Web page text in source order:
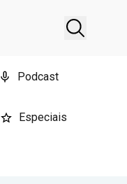
Podcast
Especiais